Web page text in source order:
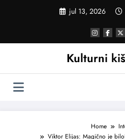
jul 13, 2026
Kulturni
Home
Viktor Elijas: Magično je